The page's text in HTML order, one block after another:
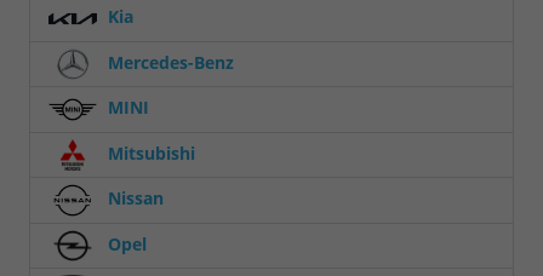
Kia
Mercedes-Benz
MINI
Mitsubishi
Nissan
Opel